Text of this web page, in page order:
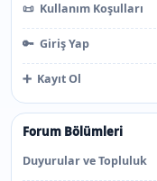
📜 Kullanım Koşulları
🔑 Giriş Yap
➕ Kayıt Ol
Forum Bölümleri
Duyurular ve Topluluk